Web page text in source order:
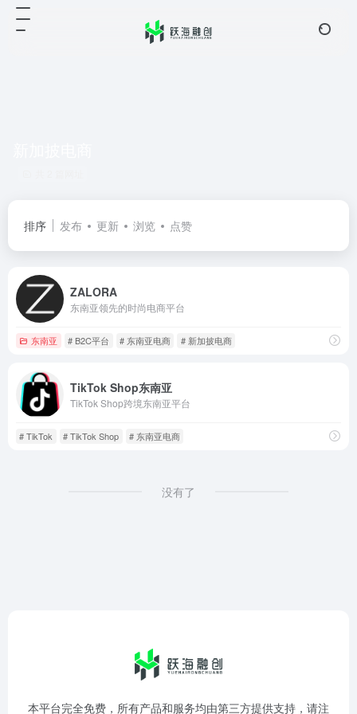
排序 发布 更新 浏览 点赞
ZALORA
东南亚领先的时尚电商平台
东南亚 # B2C平台 # 东南亚电商 # 新加披电商
TikTok Shop东南亚
TikTok Shop跨境东南亚平台
# TikTok # TikTok Shop # 东南亚电商
没有了
本平台完全免费，所有产品和服务均由第三方提供支持，请注